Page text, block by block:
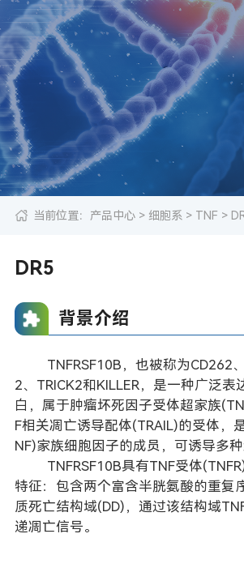
当前位置： 产品中心> 细胞系 > TNF >
DR5
背景介绍
TNFRSF10B，也被称为CD262、
2、TRICK2和KILLER，是一种广泛表
白，属于肿瘤坏死因子受体超家族
F相关凋亡诱导配体(TRAIL)的受体，
NF)家族细胞因子的成员，可诱导多
TNFRSF10B具有TNF受体
特征：包含两个富含半胱氨酸的重复
质死亡结构域(DD)，通过该结构域
递凋亡信号。